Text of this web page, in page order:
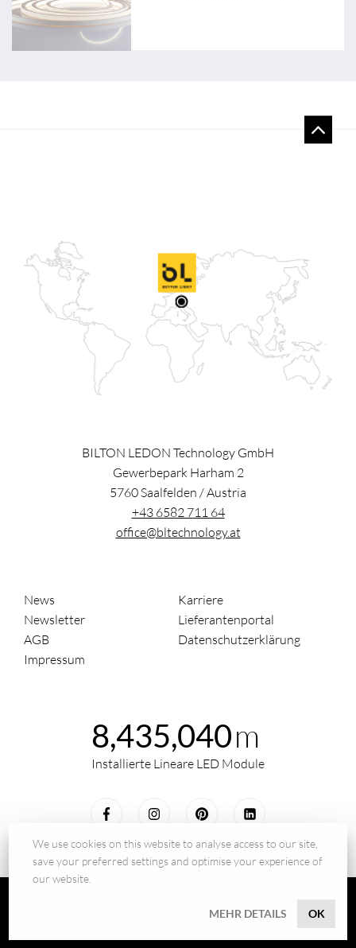
BILTON LEDON Technology GmbH
Gewerbepark Harham 2
5760Saalfelden /Austria
+43 6582 711 64
office@bltechnology.at
News
Karriere
Newsletter
Lieferantenportal
AGB
Datenschutzerklärung
Impressum
8,435,040m
Installierte Lineare LED Module
© 2026 - BILTON LEDON Technology GmbH
We use cookies on this website to analyse access to our site,
save your preferred settings and optimise your experience of
our website.
MEHR DETAILS OK